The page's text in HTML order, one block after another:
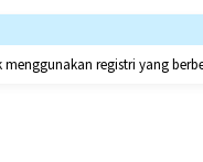
registri yang